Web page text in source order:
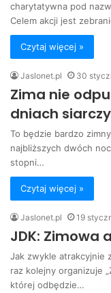
charytatywna pod
Celem akcji jest
Czytaj więcej »
Jaslonet.pl 30
Zima nie
dniach
To będzie bardzo
najbliższych dwóch
stopni…
Czytaj więcej »
Jaslonet.pl 19
JDK: Zimowa
Jak zwykle atrakcyjnie
raz kolejny organizuje
której odbędzie…